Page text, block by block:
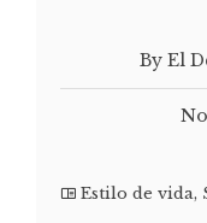
By El
Estilo de vida,